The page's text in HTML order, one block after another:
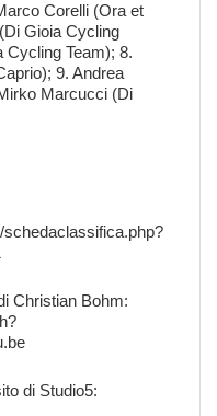
Corelli (Ora et
Gioia Cycling
Cycling Team); 8.
9. Andrea
Marcucci (Di
Christian Bohm:
di Studio5: